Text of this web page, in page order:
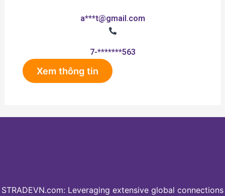
a***t@gmail.com
7-*******563
Xem thông tin
STRADEVN.com: Leveraging extensive global connections